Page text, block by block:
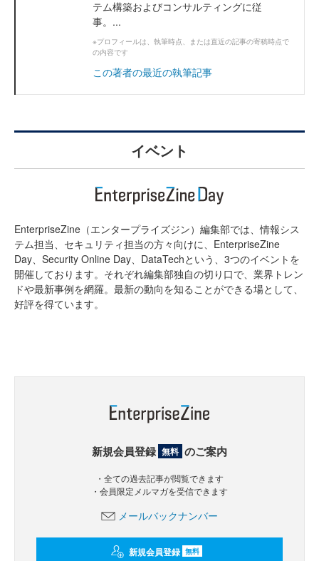
テム構築およびコンサルティングに従
事。...
※プロフィールは、執筆時点、または直近の記事の寄稿時点で
の内容です
この著者の最近の執筆記事
イベント
EnterpriseZine（エンタープライズジン）編集部では、情報シス
テム担当、セキュリティ担当の方々向けに、EnterpriseZine
Day、Security Online Day、DataTechという、3つのイベントを
開催しております。それぞれ編集部独自の切り口で、業界トレン
ドや最新事例を網羅。最新の動向を知ることができる場として、
好評を得ています。
新規会員登録 無料 のご案内
・全ての過去記事が閲覧できます
・会員限定メルマガを受信できます
メールバックナンバー
新規会員登録 無料